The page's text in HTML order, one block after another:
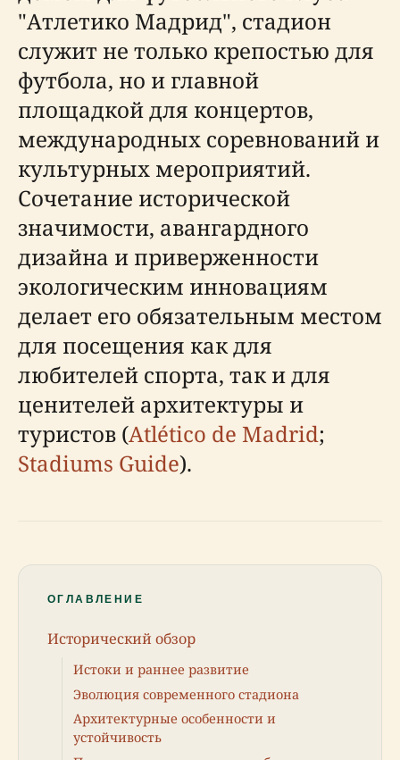
"Атлетико Мадрид", стадион
служит не только крепостью для
футбола, но и главной
площадкой для концертов,
международных соревнований и
культурных мероприятий.
Сочетание исторической
значимости, авангардного
дизайна и приверженности
экологическим инновациям
делает его обязательным местом
для посещения как для
любителей спорта, так и для
ценителей архитектуры и
туристов (Atlético de Madrid;
Stadiums Guide).
ОГЛАВЛЕНИЕ
Исторический обзор
Истоки и раннее развитие
Эволюция современного стадиона
Архитектурные особенности и
устойчивость